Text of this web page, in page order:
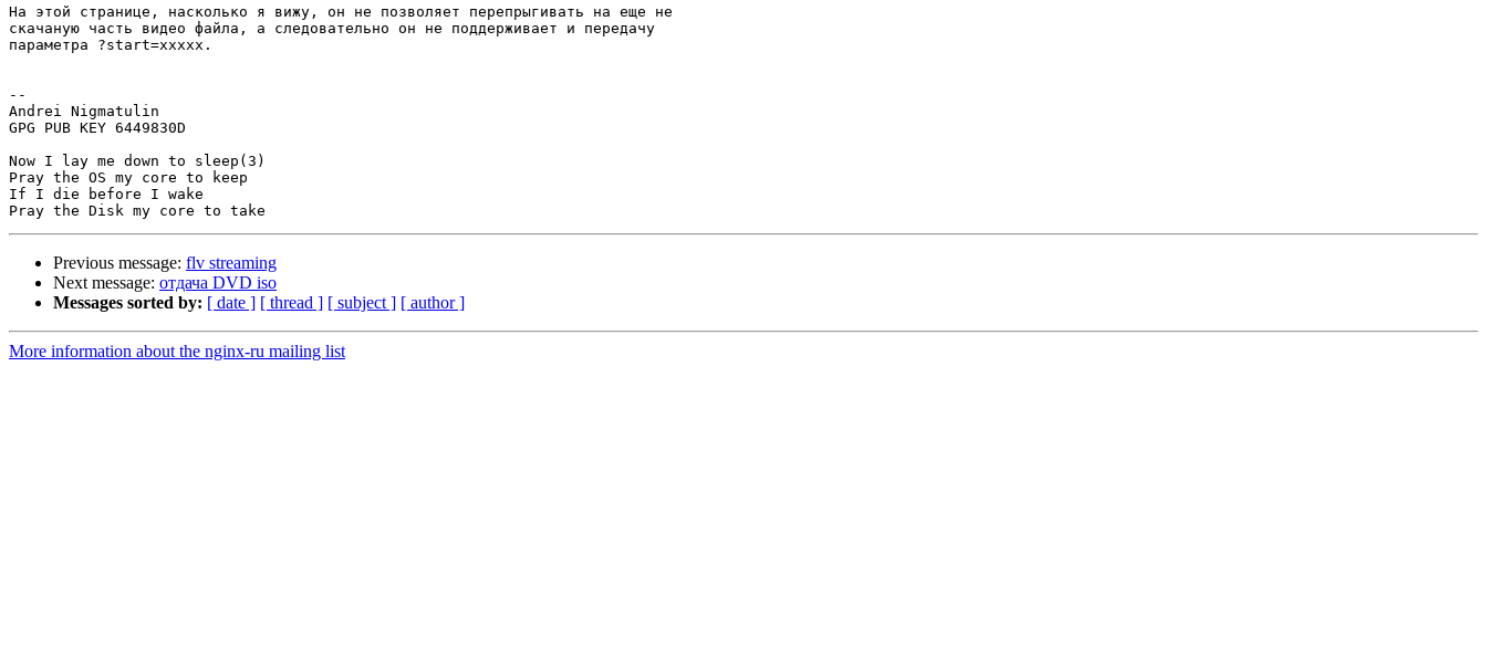
На этой странице, насколько я вижу, он не позволяет перепрыгивать на еще не
скачаную часть видео файла, а следовательно он не поддерживает и передачу
параметра ?start=xxxxx.
--
Andrei Nigmatulin
GPG PUB KEY 6449830D
Now I lay me down to sleep(3)
Pray the OS my core to keep
If I die before I wake
Previous message: flv streaming
Next message: отдача DVD iso
Messages sorted by: [ date ] [ thread ] [ subject ] [ author ]
More information about the nginx-ru mailing list